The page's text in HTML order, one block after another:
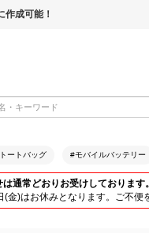
成可能！
ートバッグ #モバイルバッテリー
通常どおりお受けしております。
)はお休みとなります。ご不便